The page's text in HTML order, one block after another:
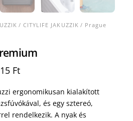
/ CITYLIFE JAKUZZIK / Prague
Ft.
FtCurrent
is:
3.419.715 Ft.
ergonomikusan kialakított
és egy sztereó,
rendelkezik. A nyak és